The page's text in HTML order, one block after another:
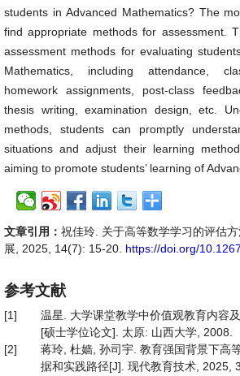
students in Advanced Mathematics? The
find appropriate methods for assessment.
assessment methods for evaluating
Mathematics, including attendance,
homework assignments, post-class
thesis writing, examination design, etc.
methods, students can promptly
situations and adjust their learning
aiming to promote students’ learning of
文章引用： 祝佳玲. 关于高等数学学习的评估
展, 2025, 14(7): 15-20. https://doi.org/
参考文献
[1]
温星. 大学课堂教学中价值观教育内容
[硕士学位论文]. 太原: 山西大学, 2008.
[2]
蒋玲, 杜嫱, 孙司宇. 教育强国背景下高
据和实践路径[J]. 现代教育技术, 2025,